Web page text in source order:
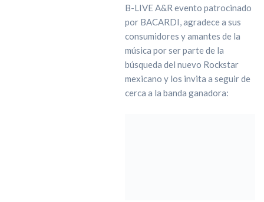
B-LIVE A&R evento patrocinado
por BACARDI, agradece a sus
consumidores y amantes de la
música por ser parte de la
búsqueda del nuevo Rockstar
mexicano y los invita a seguir de
cerca a la banda ganadora: